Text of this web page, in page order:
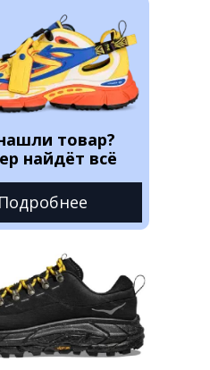
товар?
найдёт всё
Подробнее